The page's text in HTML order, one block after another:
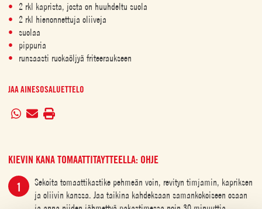
2 rkl kaprista, josta on huuhdeltu suola
2 rkl hienonnettuja oliiveja
suolaa
pippuria
runsaasti ruokaöljyä friteeraukseen
JAA AINESOSALUETTELO
KIEVIN KANA TOMAATTITAYTTEELLA: OHJE
Sekoita tomaattikastike pehmeän voin, revityn timjamin, kapriksen
ja oliivin kanssa. Jaa taikina kahdeksaan samankokoiseen osaan